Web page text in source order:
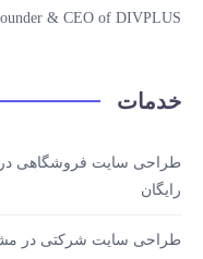
& CEO of DIVPLUS
خدمات
طراحی سایت فروشگاهی در
رایگان